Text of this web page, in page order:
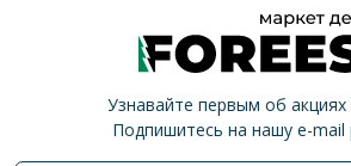
Узнавайте первым об акциях
Подпишитесь на нашу e-mail